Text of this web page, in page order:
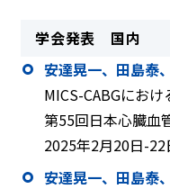
学会発表 国内
安達晃一、田島泰
MICS-CABGにお
第55回日本心臓血
2025年2月20日-22
安達晃一、田島泰